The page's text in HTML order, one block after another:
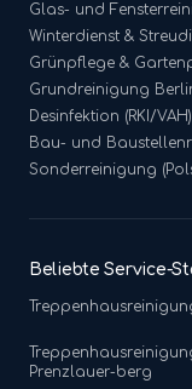
Glas- und
Winterdienst &
Grünpflege &
Grundreinigung
Desinfektion (RKI/VAH)
Bau- und
Sonderreinigung
Beliebte Service-
Prenzlauer-berg